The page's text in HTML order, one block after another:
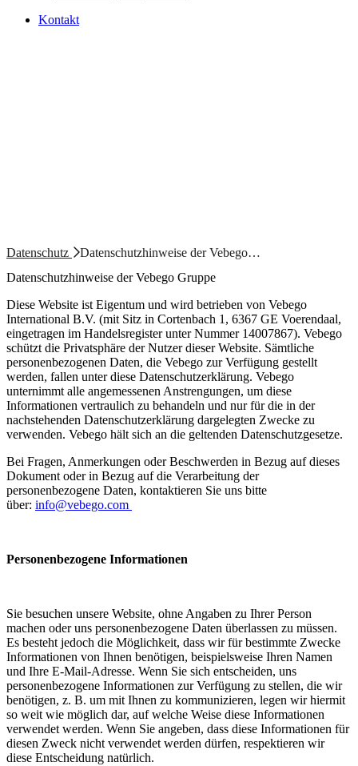
Kontakt
Datenschutz
Datenschutzhinweise der Vebego…
Datenschutzhinweise der Vebego Gruppe
Diese Website ist Eigentum und wird betrieben von Vebego
International B.V. (mit Sitz in Cortenbach 1, 6367 GE Voerendaal,
eingetragen im Handelsregister unter Nummer 14007867). Vebego
schützt die Privatsphäre der Nutzer dieser Website. Sämtliche
personenbezogenen Daten, die Vebego zur Verfügung gestellt
werden, fallen unter diese Datenschutzerklärung. Vebego
unternimmt alle angemessenen Anstrengungen, um diese
Informationen vertraulich zu behandeln und nur für die in der
nachstehenden Datenschutzerklärung dargelegten Zwecke zu
verwenden. Vebego hält sich an die geltenden Datenschutzgesetze.
Bei Fragen, Anmerkungen oder Beschwerden in Bezug auf dieses
Dokument oder in Bezug auf die Verarbeitung der
personenbezogene Daten, kontaktieren Sie uns bitte
über: info@vebego.com
Personenbezogene Informationen
Sie besuchen unsere Website, ohne Angaben zu Ihrer Person
machen oder uns personenbezogene Daten überlassen zu müssen.
Es besteht jedoch die Möglichkeit, dass wir für bestimmte Zwecke
Informationen von Ihnen benötigen, beispielsweise Ihren Namen
und Ihre E-Mail-Adresse. Wenn Sie sich entscheiden, uns
personenbezogene Informationen zur Verfügung zu stellen, die wir
benötigen, z. B. um mit Ihnen zu kommunizieren, legen wir hiermit
so weit wie möglich dar, auf welche Weise diese Informationen
verwendet werden. Wenn Sie angeben, dass diese Informationen für
diesen Zweck nicht verwendet werden dürfen, respektieren wir
diese Entscheidung natürlich.